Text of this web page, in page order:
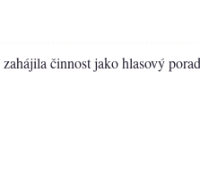
zahájila činnost jako hlasový